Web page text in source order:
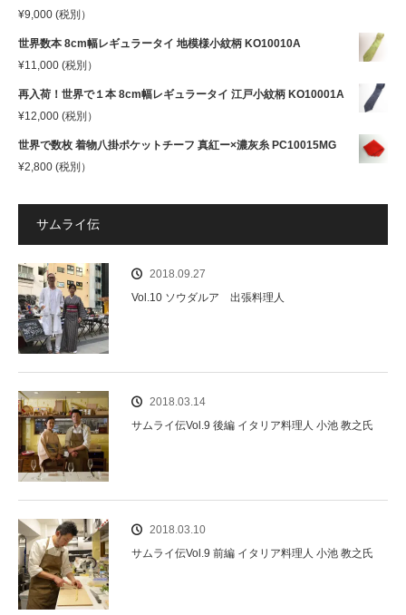
¥9,000 (税別）
世界数本 8cm幅レギュラータイ 地模様小紋柄 KO10010A
¥11,000 (税別）
再入荷！世界で１本 8cm幅レギュラータイ 江戸小紋柄 KO10001A
¥12,000 (税別）
世界で数枚 着物八掛ポケットチーフ 真紅ー×濃灰糸 PC10015MG
¥2,800 (税別）
サムライ伝
2018.09.27
Vol.10 ソウダルア 出張料理人
2018.03.14
サムライ伝Vol.9 後編 イタリア料理人 小池 教之氏
2018.03.10
サムライ伝Vol.9 前編 イタリア料理人 小池 教之氏